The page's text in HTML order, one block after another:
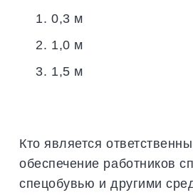
0,3 м
1,0 м
1,5 м
Кто является
обеспечение работников
спецобувью и другими